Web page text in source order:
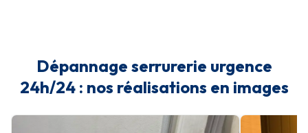
Dépannage serrurerie urgence
24h/24 : nos réalisations en images